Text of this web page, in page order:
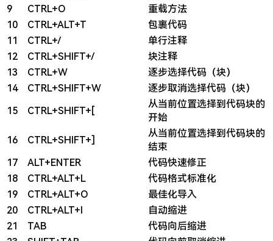
9
CTRL+O
重载方法
10
CTRL+ALT+T
包裹代码
11
CTRL+/
单行注释
12
CTRL+SHIFT+/
块注释
13
CTRL+W
逐步选择代码（块）
14
CTRL+SHIFT+W
逐步取消选择代码（块）
15
CTRL+SHIFT+[
从当前位置选择到代码块的
开始
16
CTRL+SHIFT+]
从当前位置选择到代码块的
结束
17
ALT+ENTER
代码快速修正
18
CTRL+ALT+L
代码格式标准化
19
CTRL+ALT+O
最佳化导入
20
CTRL+ALT+I
自动缩进
21
TAB
代码向后缩进